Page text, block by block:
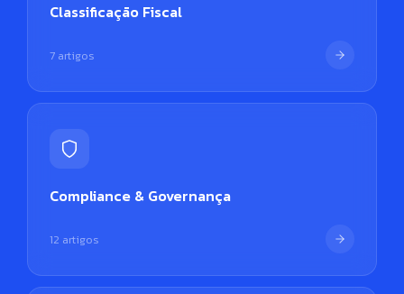
Classificação Fiscal
7 artigos
Compliance & Governança
12 artigos